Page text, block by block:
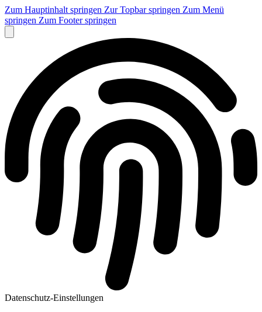
Zum Hauptinhalt springen Zur Topbar springen Zum Menü
springen Zum Footer springen
Datenschutz-Einstellungen